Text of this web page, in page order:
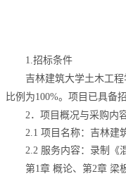
1.招标条件
吉林建筑大学土木工
比例为100%。项目已具备
2．项目概况与采购内容
2.1 项目名称：吉林建
2.2 服务内容：录制《
第1章 概论、第2章 梁